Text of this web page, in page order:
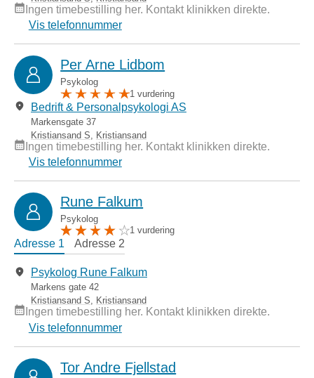
Ingen timebestilling her. Kontakt klinikken direkte.
Vis telefonnummer
Per Arne Lidbom
Psykolog
1 vurdering
Bedrift & Personalpsykologi AS
Markens­gate 37
Kristiansand S
Kristiansand
Ingen timebestilling her. Kontakt klinikken direkte.
Vis telefonnummer
Rune Falkum
Psykolog
1 vurdering
Adresse 1 Adresse 2
Psykolog Rune Falkum
Markens gate 42
Kristiansand S, Kristiansand
Ingen timebestilling her. Kontakt klinikken direkte.
Vis telefonnummer
Tor Andre Fjellstad